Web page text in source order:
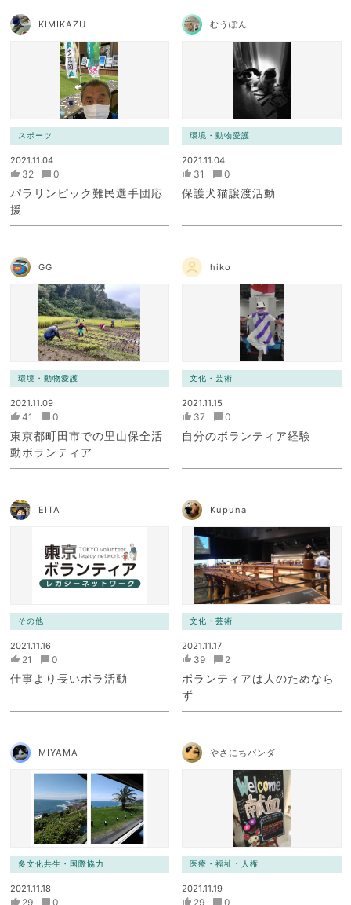
KIMIKAZU
スポーツ
2021.11.04
32 0
パラリンピック難民選手団応
援
むうぽん
環境・動物愛護
2021.11.04
31 0
保護犬猫譲渡活動
GG
環境・動物愛護
2021.11.09
41 0
東京都町田市での里山保全活
動ボランティア
hiko
文化・芸術
2021.11.15
37 0
自分のボランティア経験
EITA
その他
2021.11.16
21 0
仕事より長いボラ活動
Kupuna
文化・芸術
2021.11.17
39 2
ボランティアは人のためなら
ず
MIYAMA
多文化共生・国際協力
2021.11.18
29 0
やさにちパンダ
医療・福祉・人権
2021.11.19
29 0